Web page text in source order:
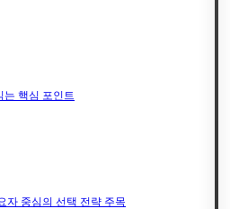
는 핵심 포인트
자 중심의 선택 전략 주목